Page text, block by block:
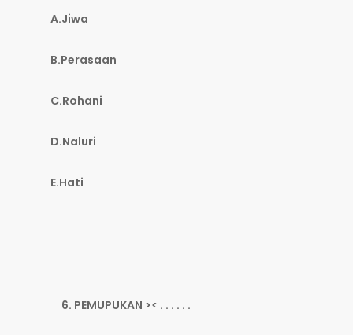
A.Jiwa
B.Perasaan
C.Rohani
D.Naluri
E.Hati
PEMUPUKAN >< . . . . . .